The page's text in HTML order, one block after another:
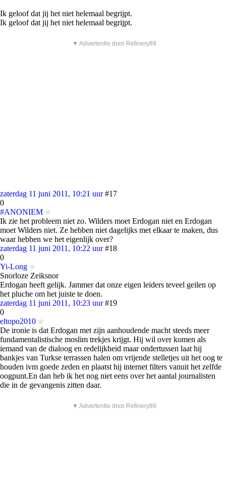
Ik geloof dat jij het niet helemaal begrijpt.
Ik geloof dat jij het niet helemaal begrijpt.
▼ Advertentie door Refinery89
zaterdag 11 juni 2011, 10:21 uur #17
0
#ANONIEM
Ik zie het probleem niet zo. Wilders moet Erdogan niet en Erdogan
moet Wilders niet. Ze hebben niet dagelijks met elkaar te maken, dus
waar hebben we het eigenlijk over?
zaterdag 11 juni 2011, 10:22 uur #18
0
Yi-Long
Snorloze Zeiksnor
Erdogan heeft gelijk. Jammer dat onze eigen leiders teveel geilen op
het pluche om het juiste te doen.
zaterdag 11 juni 2011, 10:23 uur #19
0
eltopo2010
De ironie is dat Erdogan met zijn aanhoudende macht steeds meer
fundamentalistische moslim trekjes krijgt. Hij wil over komen als
iemand van de dialoog en redelijkheid maar ondertussen laat hij
bankjes van Turkse terrassen halen om vrijende stelletjes uit het oog te
houden ivm goede zeden en plaatst hij internet filters vanuit het zelfde
oogpunt.En dan heb ik het nog niet eens over het aantal journalisten
die in de gevangenis zitten daar.
▼ Advertentie door Refinery89